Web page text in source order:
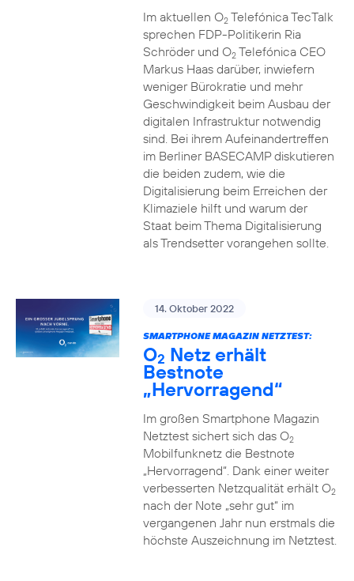
Im aktuellen O2Telefónica TecTalk
sprechen FDP-Politikerin Ria
Schröder und O2Telefónica CEO
Markus Haas darüber, inwiefern
weniger Bürokratie und mehr
Geschwindigkeit beim Ausbau der
digitalen Infrastruktur notwendig
sind. Bei ihrem Aufeinandertreffen
im Berliner BASECAMP diskutieren
die beiden zudem, wie die
Digitalisierung beim Erreichen der
Klimaziele hilft und warum der
Staat beim Thema Digitalisierung
als Trendsetter vorangehen sollte.
14. Oktober 2022
SMARTPHONE MAGAZIN NETZTEST:
O2 Netz erhält
Bestnote
„Hervorragend“
Im großen Smartphone Magazin
Netztest sichert sich das O2
Mobilfunknetz die Bestnote
„Hervorragend“. Dank einer weiter
verbesserten Netzqualität erhält O2
nach der Note „sehr gut“ im
vergangenen Jahr nun erstmals die
höchste Auszeichnung im Netztest.